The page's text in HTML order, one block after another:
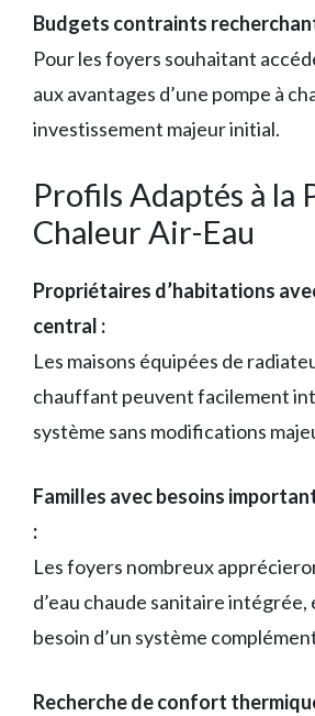
Budgets contraints
Pour les foyers souhaitant
aux avantages d’une pompe à
investissement majeur initial.
Profils Adaptés à la
Chaleur Air-Eau
Propriétaires d’habitations
central :
Les maisons équipées de
chauffant peuvent facilement
système sans modifications
Familles avec besoins
:
Les foyers nombreux
d’eau chaude sanitaire intégrée,
besoin d’un système
Recherche de confort